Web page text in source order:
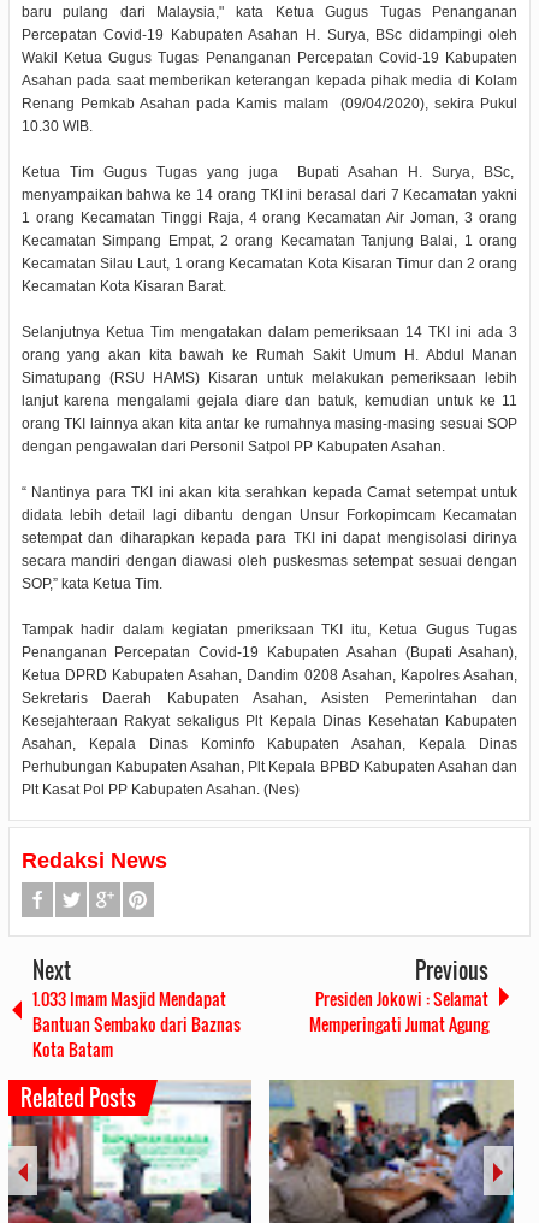
baru pulang dari Malaysia," kata Ketua Gugus Tugas Penanganan
Percepatan Covid-19 Kabupaten Asahan H. Surya, BSc didampingi oleh
Wakil Ketua Gugus Tugas Penanganan Percepatan Covid-19 Kabupaten
Asahan pada saat memberikan keterangan kepada pihak media di Kolam
Renang Pemkab Asahan pada Kamis malam (09/04/2020), sekira Pukul
10.30 WIB.
Ketua Tim Gugus Tugas yang juga Bupati Asahan H. Surya, BSc,
menyampaikan bahwa ke 14 orang TKI ini berasal dari 7 Kecamatan yakni
1 orang Kecamatan Tinggi Raja, 4 orang Kecamatan Air Joman, 3 orang
Kecamatan Simpang Empat, 2 orang Kecamatan Tanjung Balai, 1 orang
Kecamatan Silau Laut, 1 orang Kecamatan Kota Kisaran Timur dan 2 orang
Kecamatan Kota Kisaran Barat.
Selanjutnya Ketua Tim mengatakan dalam pemeriksaan 14 TKI ini ada 3
orang yang akan kita bawah ke Rumah Sakit Umum H. Abdul Manan
Simatupang (RSU HAMS) Kisaran untuk melakukan pemeriksaan lebih
lanjut karena mengalami gejala diare dan batuk, kemudian untuk ke 11
orang TKI lainnya akan kita antar ke rumahnya masing-masing sesuai SOP
dengan pengawalan dari Personil Satpol PP Kabupaten Asahan.
“ Nantinya para TKI ini akan kita serahkan kepada Camat setempat untuk
didata lebih detail lagi dibantu dengan Unsur Forkopimcam Kecamatan
setempat dan diharapkan kepada para TKI ini dapat mengisolasi dirinya
secara mandiri dengan diawasi oleh puskesmas setempat sesuai dengan
SOP,” kata Ketua Tim.
Tampak hadir dalam kegiatan pmeriksaan TKI itu, Ketua Gugus Tugas
Penanganan Percepatan Covid-19 Kabupaten Asahan (Bupati Asahan),
Ketua DPRD Kabupaten Asahan, Dandim 0208 Asahan, Kapolres Asahan,
Sekretaris Daerah Kabupaten Asahan, Asisten Pemerintahan dan
Kesejahteraan Rakyat sekaligus Plt Kepala Dinas Kesehatan Kabupaten
Asahan, Kepala Dinas Kominfo Kabupaten Asahan, Kepala Dinas
Perhubungan Kabupaten Asahan, Plt Kepala BPBD Kabupaten Asahan dan
Plt Kasat Pol PP Kabupaten Asahan. (Nes)
Redaksi News
Next
1.033 Imam Masjid Mendapat
Bantuan Sembako dari Baznas
Kota Batam
Previous
Presiden Jokowi : Selamat
Memperingati Jumat Agung
Related Posts